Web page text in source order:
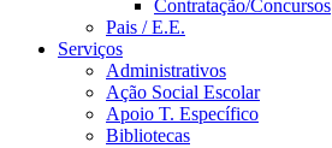
Contratação/Concursos
Pais / E.E.
Serviços
Administrativos
Ação Social Escolar
Apoio T. Específico
Bibliotecas